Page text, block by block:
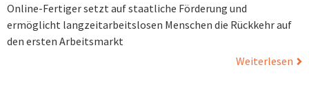
Online-Fertiger setzt auf staatliche Förderung und
ermöglicht langzeitarbeitslosen Menschen die Rückkehr auf
den ersten Arbeitsmarkt
Weiterlesen